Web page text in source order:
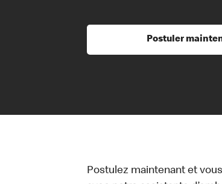
Postuler
Postulez maintenant et